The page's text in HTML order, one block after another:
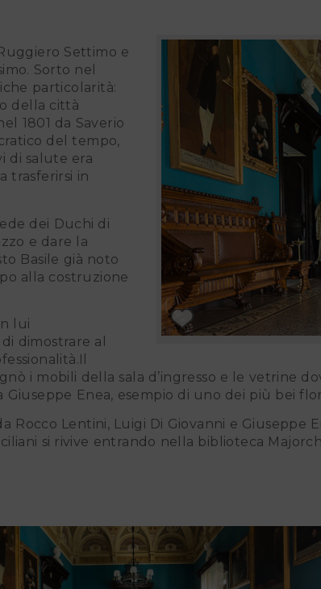
Sorto nel
particolarità:
della città
1801 da Saverio
del tempo,
di salute era
trasferirsi in
e dare la
Basile già noto
alla costruzione
dimostrare al
i mobili della sala d’ingresso e le vetrine
Enea, esempio di uno dei più bei
si rivive entrando nella biblioteca